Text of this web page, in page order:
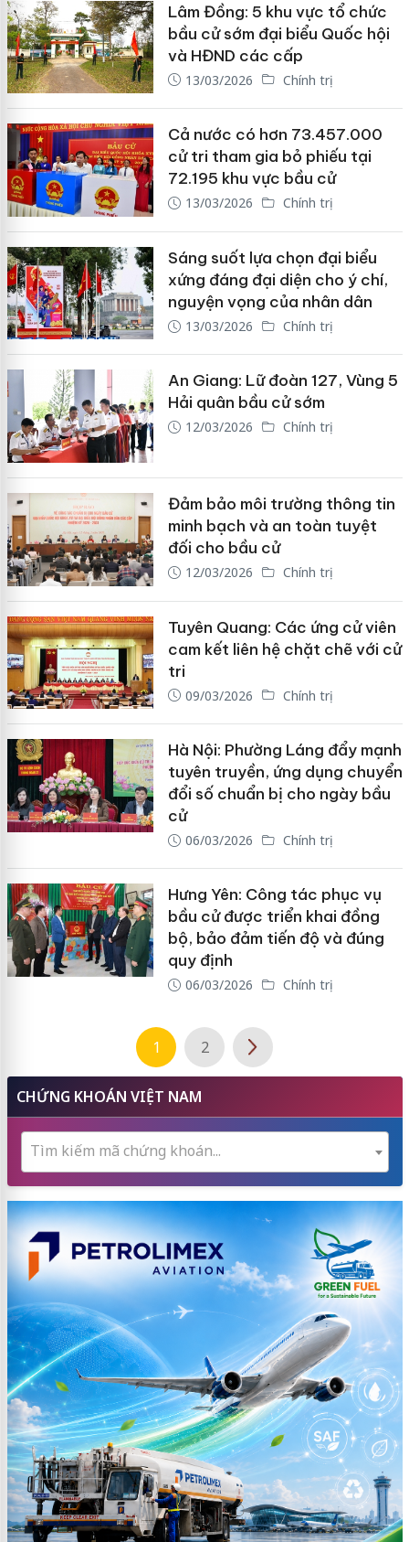
Lâm Đồng: 5 khu vực tổ chức
bầu cử sớm đại biểu Quốc hội
và HĐND các cấp
13/03/2026 Chính trị
Cả nước có hơn 73.457.000
cử tri tham gia bỏ phiếu tại
72.195 khu vực bầu cử
13/03/2026 Chính trị
Sáng suốt lựa chọn đại biểu
xứng đáng đại diện cho ý chí,
nguyện vọng của nhân dân
13/03/2026 Chính trị
An Giang: Lữ đoàn 127, Vùng 5
Hải quân bầu cử sớm
12/03/2026 Chính trị
Đảm bảo môi trường thông tin
minh bạch và an toàn tuyệt
đối cho bầu cử
12/03/2026 Chính trị
Tuyên Quang: Các ứng cử viên
cam kết liên hệ chặt chẽ với cử
tri
09/03/2026 Chính trị
Hà Nội: Phường Láng đẩy mạnh
tuyên truyền, ứng dụng chuyển
đổi số chuẩn bị cho ngày bầu
cử
06/03/2026 Chính trị
Hưng Yên: Công tác phục vụ
bầu cử được triển khai đồng
bộ, bảo đảm tiến độ và đúng
quy định
06/03/2026 Chính trị
1 2
CHỨNG KHOÁN VIỆT NAM
Tìm kiếm mã chứng khoán...